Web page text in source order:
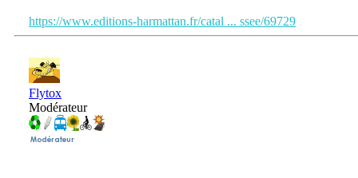
https://www.editions-harmattan.fr/catal ... ssee/69729
Flytox
Modérateur